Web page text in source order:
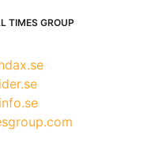
TIMES GROUP